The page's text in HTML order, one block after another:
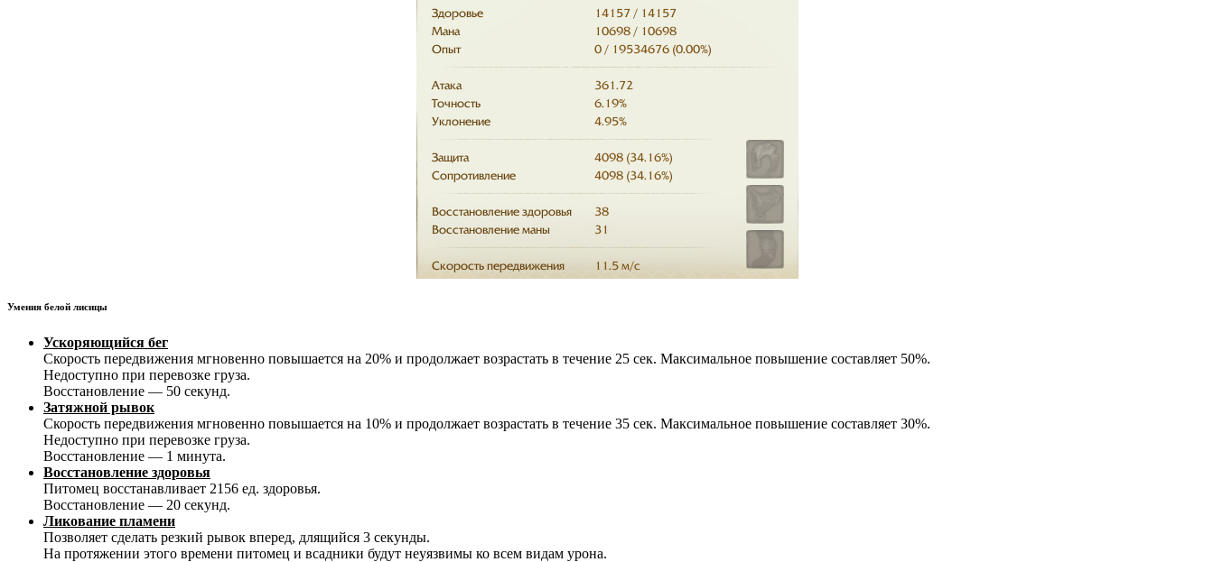
Умения белой лисицы
Ускоряющийся бег
Скорость передвижения мгновенно повышается на 20% и продолжает возрастать в течение 25 сек. Максимальное повышение составляет 50%.
Недоступно при перевозке груза.
Восстановление — 50 секунд.
Затяжной рывок
Скорость передвижения мгновенно повышается на 10% и продолжает возрастать в течение 35 сек. Максимальное повышение составляет 30%.
Недоступно при перевозке груза.
Восстановление — 1 минута.
Восстановление здоровья
Питомец восстанавливает 2156 ед. здоровья.
Восстановление — 20 секунд.
Ликование пламени
Позволяет сделать резкий рывок вперед, длящийся 3 секунды.
На протяжении этого времени питомец и всадники будут неуязвимы ко всем видам урона.